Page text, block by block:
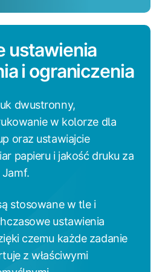
ustawienia
i ograniczenia
dwustronny,
w kolorze dla
oraz ustawiajcie
papieru i jakość druku za
stosowane w tle i
ustawienia
czemu każde zadanie
z właściwymi